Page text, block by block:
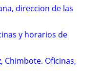
direccion de las
y horarios de
Chimbote. Oficinas,